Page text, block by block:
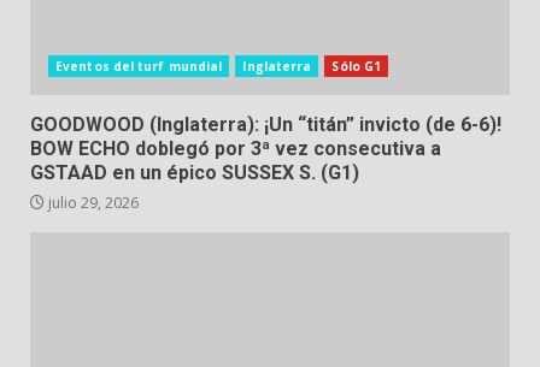
Eventos del turf mundial Inglaterra Sólo G1
GOODWOOD (Inglaterra): ¡Un “titán” invicto (de 6-6)!
BOW ECHO doblegó por 3ª vez consecutiva a
GSTAAD en un épico SUSSEX S. (G1)
julio 29, 2026